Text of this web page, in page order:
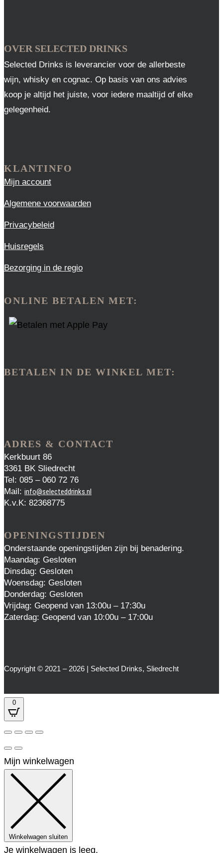
OVER SELECTED DRINKS
Selected Drinks is leverancier voor de allerbeste
wijn, whisky en cognac. Op basis van ons advies
koop je altijd het juiste, voor iedere maaltijd of elke
gelegenheid.
KLANTINFO
Mijn account
Algemene voorwaarden
Privacybeleid
Huisregels
Bezorging in de regio
ONLINE BETALEN MET:
BETALEN IN DE WINKEL MET:
ADRES & CONTACT
Kerkbuurt 86
3361 BK Sliedrecht
Tel: 085 – 060 72 76
Mail: info@selecteddrinks.nl
K.v.K: 82368775
OPENINGSTIJDEN
Onderstaande openingstijden zijn bij benadering.
Maandag: Gesloten
Dinsdag: Gesloten
Woensdag: Gesloten
Donderdag: Gesloten
Vrijdag: Geopend van 13:00u – 17:30u
Zaterdag: Geopend van 10:00u – 17:00u
Copyright © 2021 – 2026 | Selected Drinks, Sliedrecht
0
Mijn winkelwagen
Winkelwagen sluiten
Je winkelwagen is leeg.